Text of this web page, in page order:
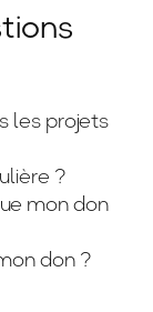
les projets
?
mon don
don ?